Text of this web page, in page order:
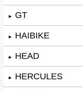
► GT
► HAIBIKE
► HEAD
► HERCULES